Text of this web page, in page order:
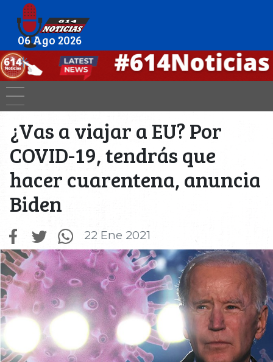
06 Ago 2026
¿Vas a viajar a EU? Por
COVID-19, tendrás que
hacer cuarentena, anuncia
Biden
22 Ene 2021